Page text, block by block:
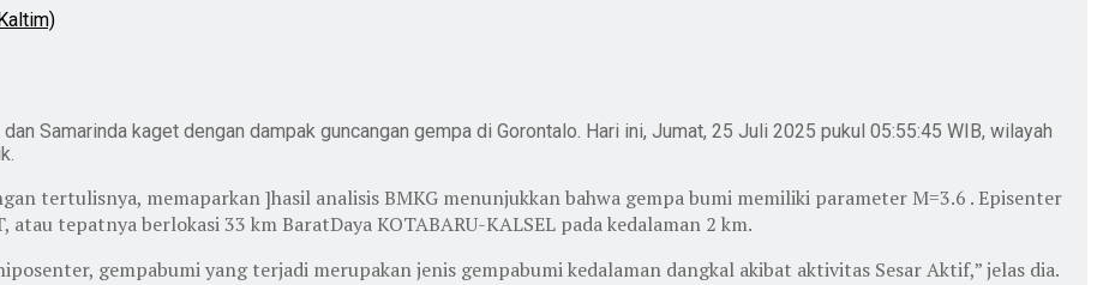
Samarinda kaget dengan dampak guncangan gempa di Gorontalo. Hari ini, Jumat, 25 Juli 2025 pukul 05:55:45 WIB, wilayah
tertulisnya, memaparkan ]hasil analisis BMKG menunjukkan bahwa gempa bumi memiliki parameter M=3.6 . Episenter
tepatnya berlokasi 33 km BaratDaya KOTABARU-KALSEL pada kedalaman 2 km.
gempabumi yang terjadi merupakan jenis gempabumi kedalaman dangkal akibat aktivitas Sesar Aktif,” jelas dia.